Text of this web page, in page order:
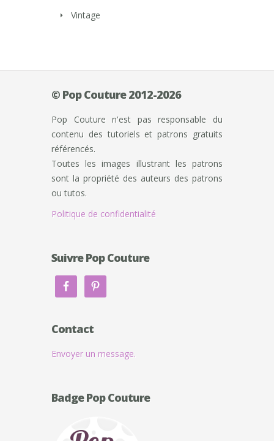
Vintage
© Pop Couture 2012-2026
Pop Couture n'est pas responsable du
contenu des tutoriels et patrons gratuits
référencés.
Toutes les images illustrant les patrons
sont la propriété des auteurs des patrons
ou tutos.
Politique de confidentialité
Suivre Pop Couture
Contact
Envoyer un message.
Badge Pop Couture